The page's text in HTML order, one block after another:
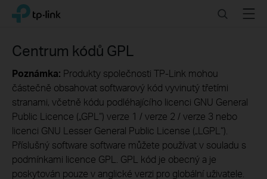
Click
navigation
TP-Link, Reliably Smart SearchMenu
Centrum kódů GPL
Poznámka: Produkty společnosti TP-Link mohou
částečně obsahovat softwarový kód vyvinutý třetími
stranami, včetně kódu podléhajícího licenci GNU General
Public Licence („GPL“) verze 1 / verze 2 / verze 3 nebo
licenci GNU Lesser General Public License („LGPL“).
Příslušný software software můžete používat v souladu s
podmínkami licence GPL. GPL kód je obecný a je
poskytován pouze v anglické verzi pro globální uživatele.